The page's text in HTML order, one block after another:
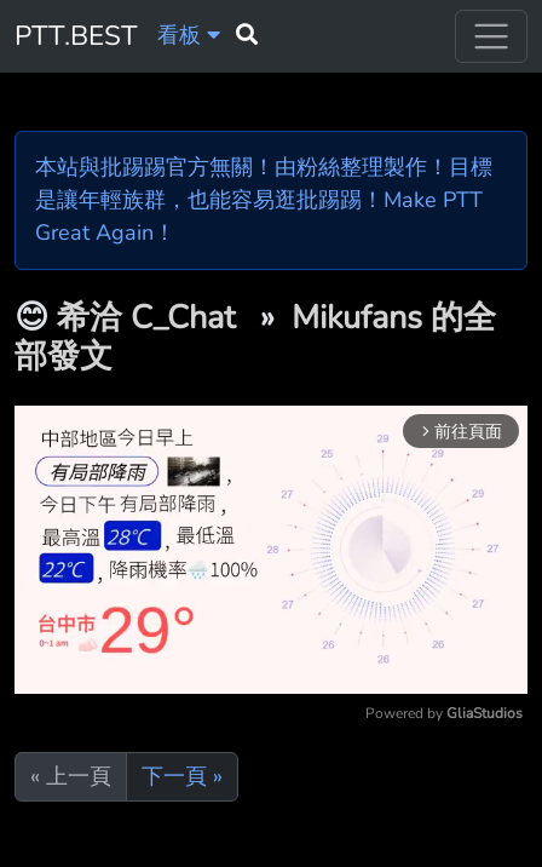
PTT.BEST 看板
本站與批踢踢官方無關！由粉絲整理製作！目標
是讓年輕族群，也能容易逛批踢踢！Make PTT
Great Again！
😊 希洽 C_Chat » Mikufans 的全
部發文
arrow_forward_ios 前往頁面
Powered by GliaStudios
« 上一頁 下一頁 »